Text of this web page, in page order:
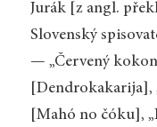
Jurák [z angl.
Slovenský
— „Červený
[Dendrokakarija],
[Mahó no čóku],